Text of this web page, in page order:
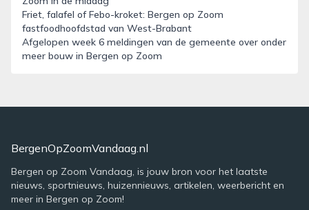
Friet, falafel of Febo-kroket: Bergen op Zoom
fastfoodhoofdstad van West-Brabant
Afgelopen week 6 meldingen van de gemeente over onder
meer bouw in Bergen op Zoom
BergenOpZoomVandaag.nl
Bergen op Zoom Vandaag, is jouw bron voor het laatste
nieuws, sportnieuws, huizennieuws, artikelen, weerbericht en
meer in Bergen op Zoom!